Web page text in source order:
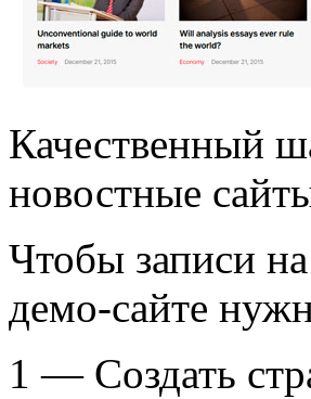
Качественный
новостные
Чтобы записи
демо-сайте
1 — Создать